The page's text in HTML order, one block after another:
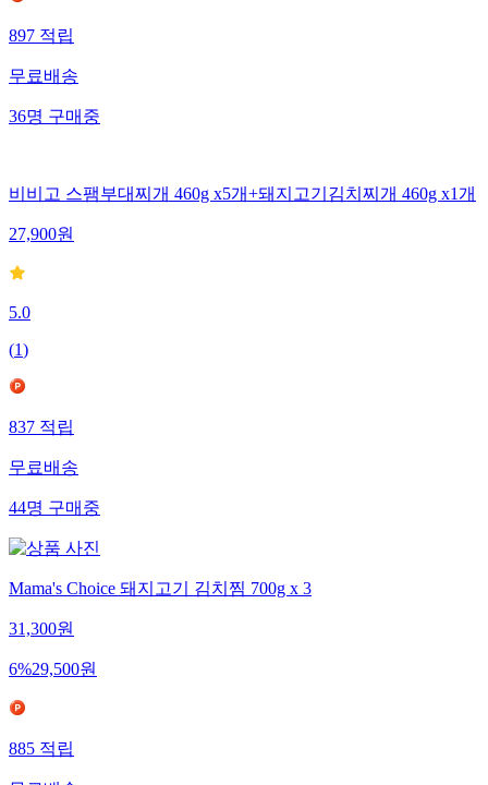
897적립
무료배송
36명구매중
비비고 스팸부대찌개 460g x5개+돼지고기김치찌개 460g x1개
27,900원
5.0
(1)
837적립
무료배송
44명구매중
Mama's Choice 돼지고기 김치찜 700g x 3
31,300원
6%29,500원
885적립